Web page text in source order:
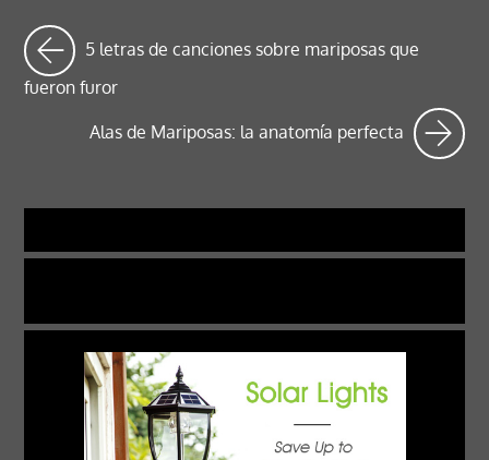
5 letras de canciones sobre mariposas que
fueron furor
Alas de Mariposas: la anatomía perfecta